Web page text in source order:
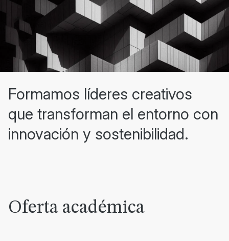
Formamos líderes creativos
que transforman el entorno con
innovación y sostenibilidad.
Oferta académica